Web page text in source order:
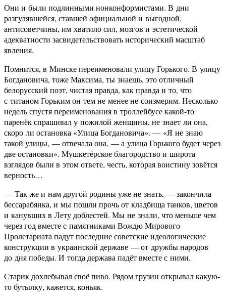
Они и были подлинными нонконформистами. В дни
разгулявшейся, ставшей официальной и выгодной,
антисоветчины, им хватило сил, мозгов и эстетической
адекватности засвидетельствовать исторический масштаб
явления.
Помнится, в Минске переименовали улицу Горького. В улицу
Богдановича, тоже Максима, ты знаешь, это отличный
белорусский поэт, чистая правда, как правда и то, что
с титаном Горьким он тем не менее не соизмерим. Несколько
недель спустя переименования в троллейбусе какой-то
паренёк спрашивал у пожилой женщины, не знает ли она,
скоро ли остановка «Улица Богдановича». — «Я не знаю
такой улицы, — отвечала она, — а улица Горького будет через
две остановки». Мушкетёрское благородство и широта
взглядов были в этом ответе, честь, которая воистину зовётся
верность…
— Так же и нам другой родины уже не знать, — закончила
бессарабянка, и мы пошли прочь от кладбища танков, цветов
и канувших в Лету доблестей. Мы не знали, что меньше чем
через год вместе с памятниками Вождю Мирового
Пролетариата падут последние советские идеологические
конструкции в украинской державе — от дружбы народов
до дня победы. И тогда держава падёт вместе с ними.
Старик дохлебывал своё пиво. Рядом грузин открывал какую-
то бутылку, кажется, коньяк.